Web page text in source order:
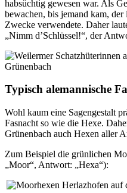
habsüchtig gewesen war. Als
bewachen, bis jemand kam,
Zwecke verwendete. Daher
„Nimm d’Schlüssel!“, der
Typisch alemannische
Wohl kaum eine Sagengestalt
Fasnacht so wie die Hexe.
Grünenbach auch Hexen aller
Zum Beispiel die grünlichen
„Moor“, Antwort: „Hexa“):